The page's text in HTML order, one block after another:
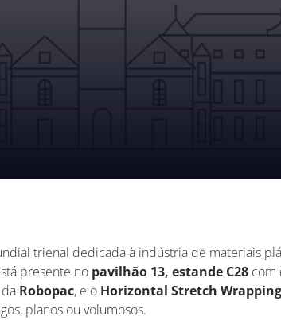
trienal dedicada à indústria de materiais
presente no pavilhão 13, estande C28 com
Robopac, e o Horizontal Stretch Wrapping
planos ou volumosos.